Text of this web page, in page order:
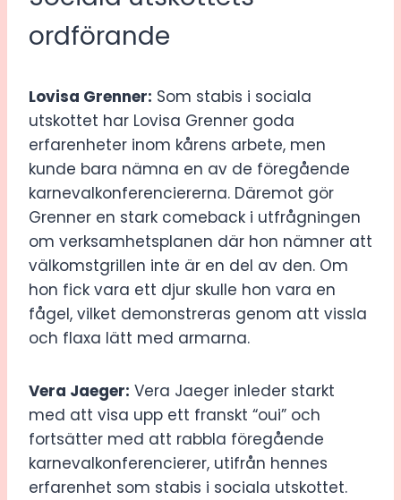
ordförande
Lovisa Grenner: Som stabis i sociala
utskottet har Lovisa Grenner goda
erfarenheter inom kårens arbete, men
kunde bara nämna en av de föregående
karnevalkonferenciererna. Däremot gör
Grenner en stark comeback i utfrågningen
om verksamhetsplanen där hon nämner att
välkomstgrillen inte är en del av den. Om
hon fick vara ett djur skulle hon vara en
fågel, vilket demonstreras genom att vissla
och flaxa lätt med armarna.
Vera Jaeger: Vera Jaeger inleder starkt
med att visa upp ett franskt “oui” och
fortsätter med att rabbla föregående
karnevalkonferencierer, utifrån hennes
erfarenhet som stabis i sociala utskottet.